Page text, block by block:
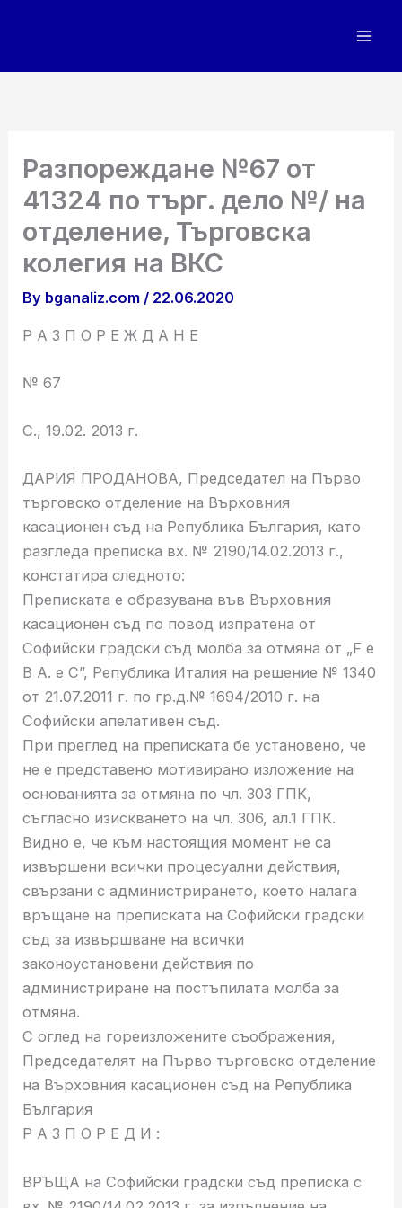
Разпореждане №67 от
41324 по търг. дело №/ на
отделение, Търговска
колегия на ВКС
By bganaliz.com / 22.06.2020
Р А З П О Р Е Ж Д А Н Е
№ 67
С., 19.02. 2013 г.
ДАРИЯ ПРОДАНОВА, Председател на Първо
търговско отделение на Върховния
касационен съд на Република България, като
разгледа преписка вх. № 2190/14.02.2013 г.,
констатира следното:
Преписката е образувана във Върховния
касационен съд по повод изпратена от
Софийски градски съд молба за отмяна от „F e
B A. e C”, Република Италия на решение № 1340
от 21.07.2011 г. по гр.д.№ 1694/2010 г. на
Софийски апелативен съд.
При преглед на преписката бе установено, че
не е представено мотивирано изложение на
основанията за отмяна по чл. 303 ГПК,
съгласно изискването на чл. 306, ал.1 ГПК.
Видно е, че към настоящия момент не са
извършени всички процесуални действия,
свързани с администрирането, което налага
връщане на преписката на Софийски градски
съд за извършване на всички
законоустановени действия по
администриране на постъпилата молба за
отмяна.
С оглед на гореизложените съображения,
Председателят на Първо търговско отделение
на Върховния касационен съд на Република
България
Р А З П О Р Е Д И :
ВРЪЩА на Софийски градски съд преписка с